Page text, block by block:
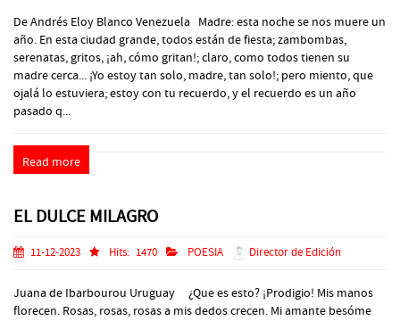
De Andrés Eloy Blanco Venezuela Madre: esta noche se nos muere un
año. En esta ciudad grande, todos están de fiesta; zambombas,
serenatas, gritos, ¡ah, cómo gritan!; claro, como todos tienen su
madre cerca... ¡Yo estoy tan solo, madre, tan solo!; pero miento, que
ojalá lo estuviera; estoy con tu recuerdo, y el recuerdo es un año
pasado q...
Read more
EL DULCE MILAGRO
11-12-2023 Hits: 1470 POESIA Director de Edición
Juana de Ibarbourou Uruguay ¿Que es esto? ¡Prodigio! Mis manos
florecen. Rosas, rosas, rosas a mis dedos crecen. Mi amante besóme